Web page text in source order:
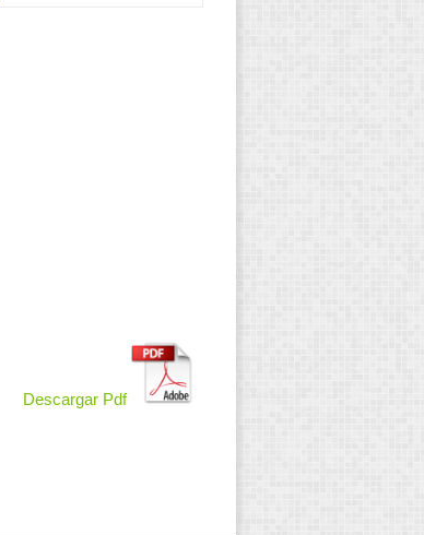
Descargar Pdf